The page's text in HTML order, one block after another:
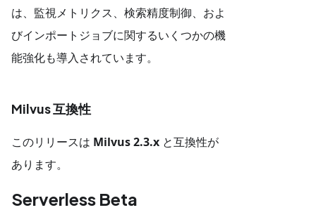
は、監視メトリクス、検索精度制御、およ
びインポートジョブに関するいくつかの機
能強化も導入されています。
Milvus 互換性
このリリースは Milvus 2.3.x と互換性が
あります。
Serverless Beta